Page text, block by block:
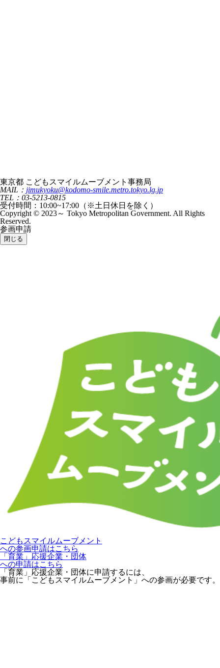
東京都 こどもスマイルムーブメント事務局
MAIL： jimukyoku@kodomo-smile.metro.tokyo.lg.jp
TEL：03-5213-0815
受付時間：10:00~17:00（※土日休日を除く）
Copyright © 2023～ Tokyo Metropolitan Government. All Rights
Reserved.
参画申請
閉じる
こどもスマイルムーブメント
への参画申請はこちら
「育業」応援企業・団体
への申請はこちら
「育業」応援企業・団体に申請するには、
事前に「こどもスマイルムーブメント」への参画が必要です。